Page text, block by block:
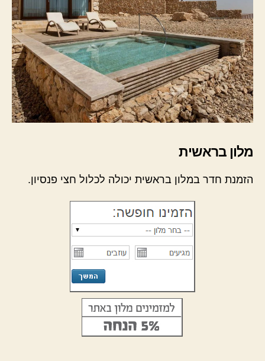
מלון בראשית
הזמנת חדר במלון בראשית יכולה לכלול חצי פנסיון.